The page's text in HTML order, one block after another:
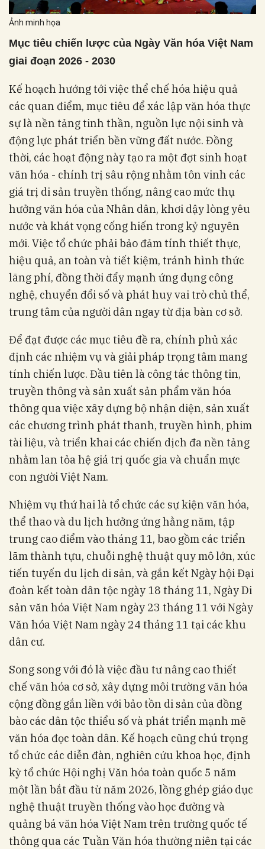
Ảnh minh họa
Mục tiêu chiến lược của Ngày Văn hóa Việt Nam
giai đoạn 2026 - 2030
Kế hoạch hướng tới việc thể chế hóa hiệu quả
các quan điểm, mục tiêu để xác lập văn hóa thực
sự là nền tảng tinh thần, nguồn lực nội sinh và
động lực phát triển bền vững đất nước. Đồng
thời, các hoạt động này tạo ra một đợt sinh hoạt
văn hóa - chính trị sâu rộng nhằm tôn vinh các
giá trị di sản truyền thống, nâng cao mức thụ
hưởng văn hóa của Nhân dân, khơi dậy lòng yêu
nước và khát vọng cống hiến trong kỷ nguyên
mới. Việc tổ chức phải bảo đảm tính thiết thực,
hiệu quả, an toàn và tiết kiệm, tránh hình thức
lãng phí, đồng thời đẩy mạnh ứng dụng công
nghệ, chuyển đổi số và phát huy vai trò chủ thể,
trung tâm của người dân ngay từ địa bàn cơ sở.
Để đạt được các mục tiêu đề ra, chính phủ xác
định các nhiệm vụ và giải pháp trọng tâm mang
tính chiến lược. Đầu tiên là công tác thông tin,
truyền thông và sản xuất sản phẩm văn hóa
thông qua việc xây dựng bộ nhận diện, sản xuất
các chương trình phát thanh, truyền hình, phim
tài liệu, và triển khai các chiến dịch đa nền tảng
nhằm lan tỏa hệ giá trị quốc gia và chuẩn mực
con người Việt Nam.
Nhiệm vụ thứ hai là tổ chức các sự kiện văn hóa,
thể thao và du lịch hưởng ứng hằng năm, tập
trung cao điểm vào tháng 11, bao gồm các triển
lãm thành tựu, chuỗi nghệ thuật quy mô lớn, xúc
tiến tuyến du lịch di sản, và gắn kết Ngày hội Đại
đoàn kết toàn dân tộc ngày 18 tháng 11, Ngày Di
sản văn hóa Việt Nam ngày 23 tháng 11 với Ngày
Văn hóa Việt Nam ngày 24 tháng 11 tại các khu
dân cư.
Song song với đó là việc đầu tư nâng cao thiết
chế văn hóa cơ sở, xây dựng môi trường văn hóa
cộng đồng gắn liền với bảo tồn di sản của đồng
bào các dân tộc thiểu số và phát triển mạnh mẽ
văn hóa đọc toàn dân. Kế hoạch cũng chú trọng
tổ chức các diễn đàn, nghiên cứu khoa học, định
kỳ tổ chức Hội nghị Văn hóa toàn quốc 5 năm
một lần bắt đầu từ năm 2026, lồng ghép giáo dục
nghệ thuật truyền thống vào học đường và
quảng bá văn hóa Việt Nam trên trường quốc tế
thông qua các Tuần Văn hóa thường niên tại các